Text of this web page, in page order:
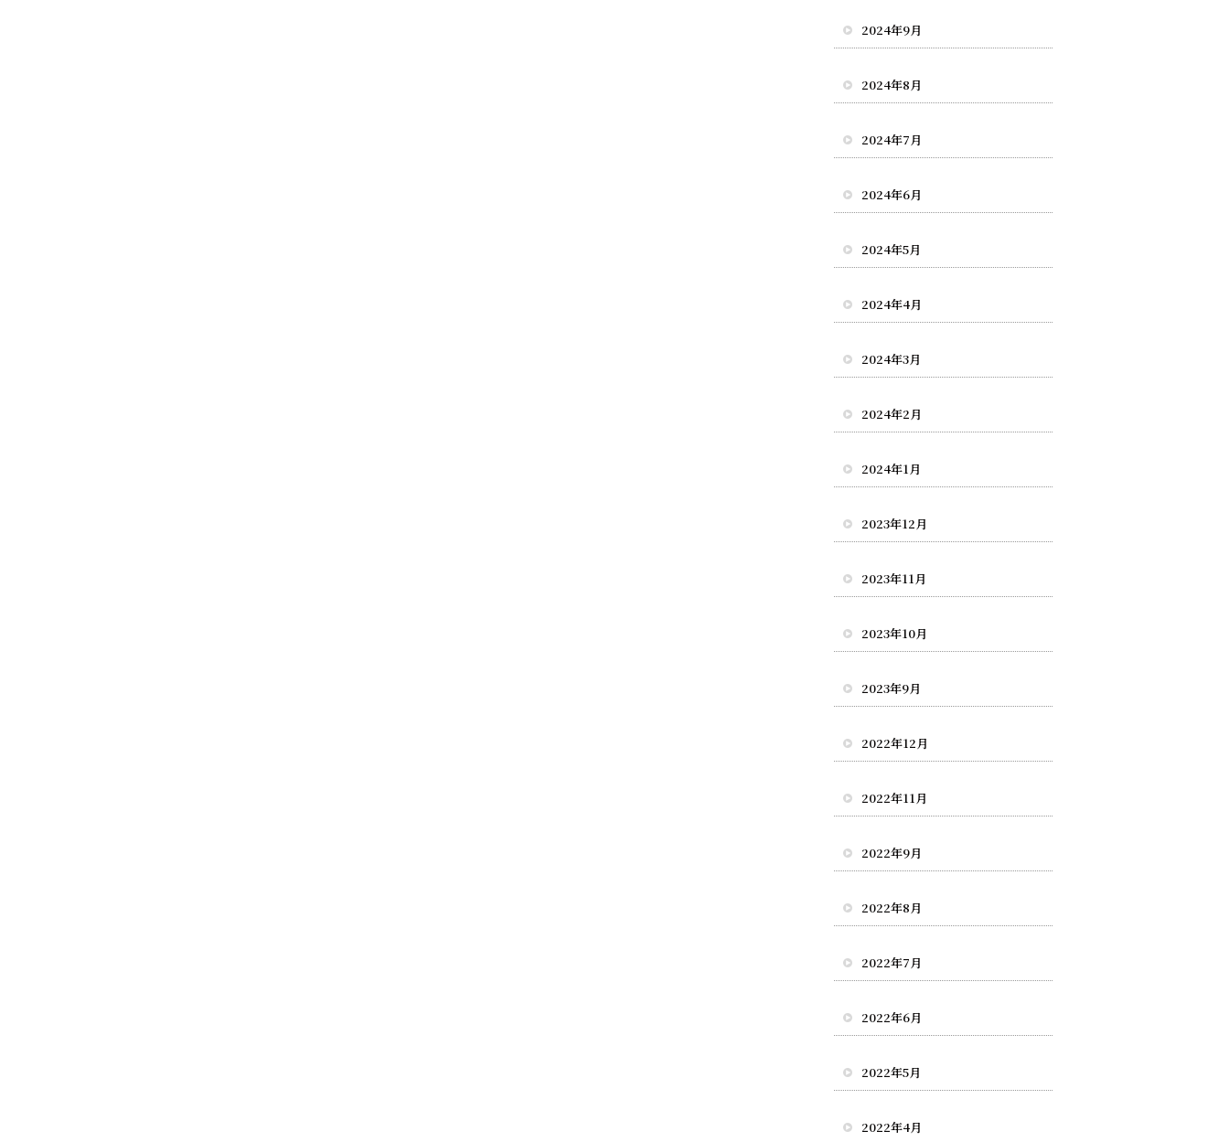
2024年9月
2024年8月
2024年7月
2024年6月
2024年5月
2024年4月
2024年3月
2024年2月
2024年1月
2023年12月
2023年11月
2023年10月
2023年9月
2022年12月
2022年11月
2022年9月
2022年8月
2022年7月
2022年6月
2022年5月
2022年4月